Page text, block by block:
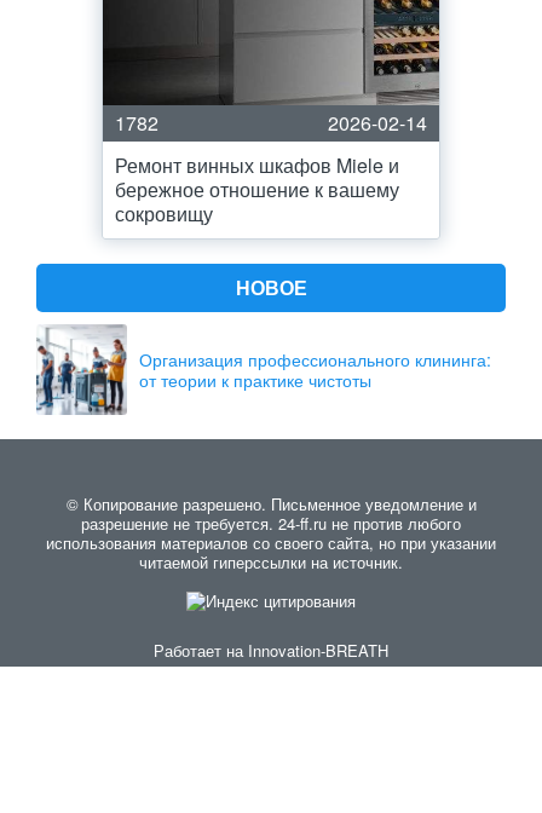
1782
2026-02-14
Ремонт винных шкафов Miele и
бережное отношение к вашему
сокровищу
НОВОЕ
Организация профессионального клининга:
от теории к практике чистоты
© Копирование разрешено. Письменное уведомление и
разрешение не требуется. 24-ff.ru не против любого
использования материалов со своего сайта, но при указании
читаемой гиперссылки на источник.
Работает на Innovation-BREATH